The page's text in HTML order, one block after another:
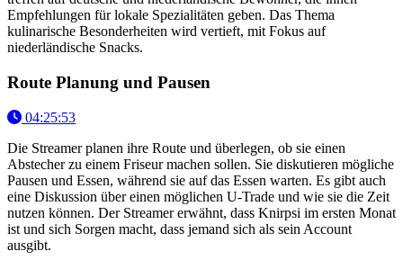
Empfehlungen für lokale Spezialitäten geben. Das Thema
kulinarische Besonderheiten wird vertieft, mit Fokus auf
niederländische Snacks.
Route Planung und Pausen
04:25:53
Die Streamer planen ihre Route und überlegen, ob sie einen
Abstecher zu einem Friseur machen sollen. Sie diskutieren mögliche
Pausen und Essen, während sie auf das Essen warten. Es gibt auch
eine Diskussion über einen möglichen U-Trade und wie sie die Zeit
nutzen können. Der Streamer erwähnt, dass Knirpsi im ersten Monat
ist und sich Sorgen macht, dass jemand sich als sein Account
ausgibt.